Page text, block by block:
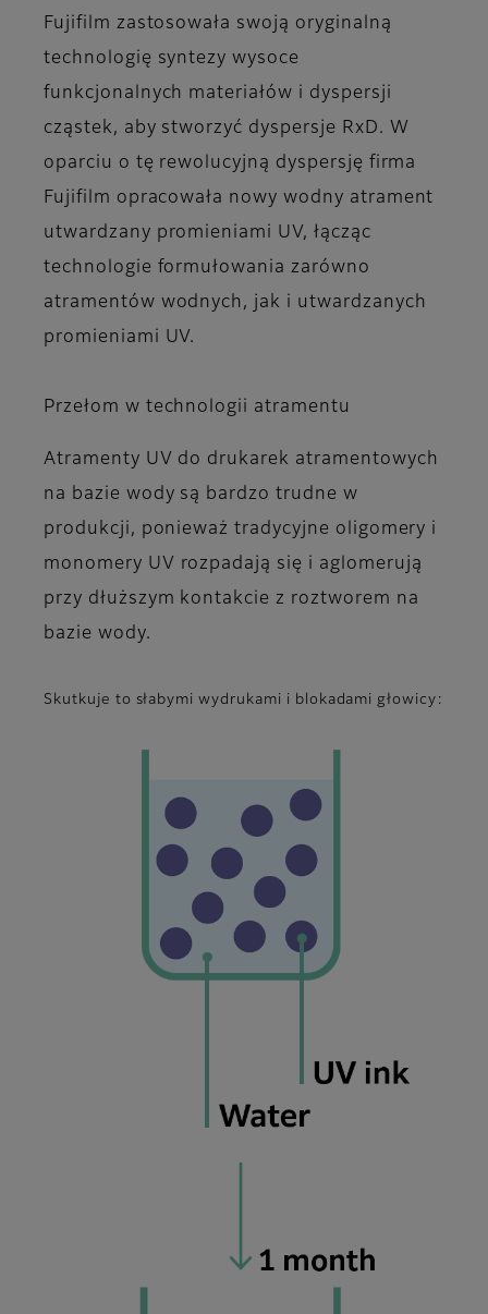
Fujifilm zastosowała swoją oryginalną
technologię syntezy wysoce
funkcjonalnych materiałów i dyspersji
cząstek, aby stworzyć dyspersje RxD. W
oparciu o tę rewolucyjną dyspersję firma
Fujifilm opracowała nowy wodny atrament
utwardzany promieniami UV, łącząc
technologie formułowania zarówno
atramentów wodnych, jak i utwardzanych
promieniami UV.
Przełom w technologii atramentu
Atramenty UV do drukarek atramentowych
na bazie wody są bardzo trudne w
produkcji, ponieważ tradycyjne oligomery i
monomery UV rozpadają się i aglomerują
przy dłuższym kontakcie z roztworem na
bazie wody.
Skutkuje to słabymi wydrukami i blokadami głowicy: